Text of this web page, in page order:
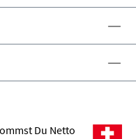
Du Netto